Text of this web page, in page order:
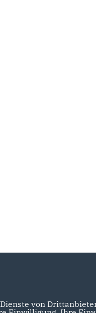
von